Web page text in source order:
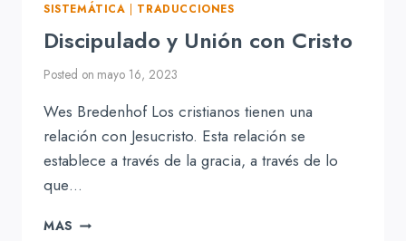
SISTEMÁTICA | TRADUCCIONES
Discipulado y Unión con Cristo
Posted on mayo 16, 2023
Wes Bredenhof Los cristianos tienen una
relación con Jesucristo. Esta relación se
establece a través de la gracia, a través de lo
que…
MAS DISCIPULADO